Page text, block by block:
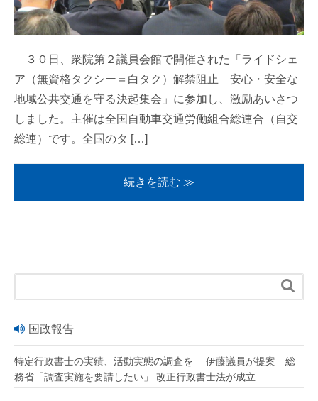
３０日、衆院第２議員会館で開催された「ライドシェ
ア（無資格タクシー＝白タク）解禁阻止 安心・安全な
地域公共交通を守る決起集会」に参加し、激励あいさつ
しました。主催は全国自動車交通労働組合総連合（自交
総連）です。全国のタ […]
続きを読む ≫

国政報告
特定行政書士の実績、活動実態の調査を 伊藤議員が提案 総
務省「調査実施を要請したい」 改正行政書士法が成立